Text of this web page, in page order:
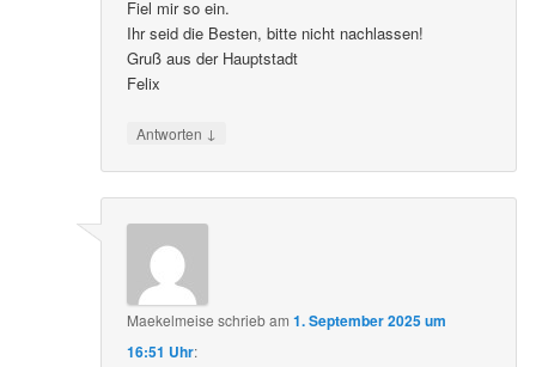
Fiel mir so ein.
Ihr seid die Besten, bitte nicht nachlassen!
Gruß aus der Hauptstadt
Felix
Antworten ↓
Maekelmeise schriebam1. September 2025 um
16:51 Uhr: